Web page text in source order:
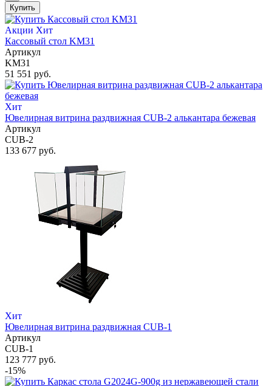
Купить
Акции Хит
Кассовый стол KM31
Артикул
KM31
51 551 руб.
Хит
Ювелирная витрина раздвижная CUB-2 алькантара бежевая
Артикул
CUB-2
133 677 руб.
Хит
Ювелирная витрина раздвижная CUB-1
Артикул
CUB-1
123 777 руб.
-15%